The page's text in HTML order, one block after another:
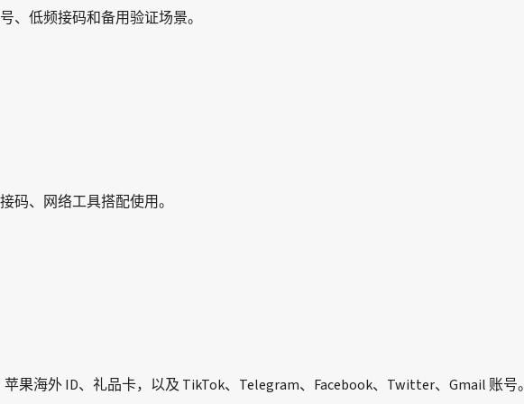
、低频接码和备用验证场景。
码、网络工具搭配使用。
果海外 ID、礼品卡，以及 TikTok、Telegram、Facebook、Twitter、Gmail 账号。